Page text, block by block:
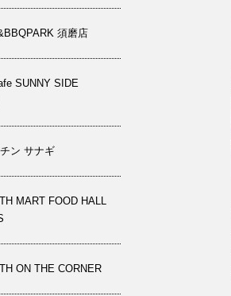
須磨店
SUNNY SIDE
ン サナギ
MART FOOD HALL
ON THE CORNER